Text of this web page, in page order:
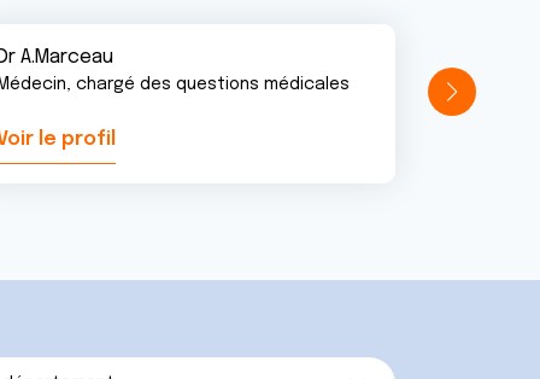
Dr A.Marceau
Médecin, chargé des questions médicales
le profil